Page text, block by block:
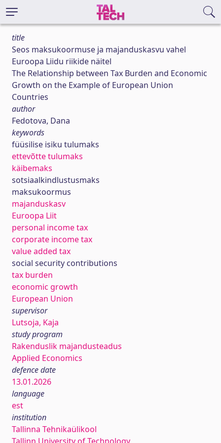
title
Seos maksukoormuse ja majanduskasvu vahel
Euroopa Liidu riikide näitel
The Relationship between Tax Burden and Economic
Growth on the Example of European Union
Countries
author
Fedotova, Dana
keywords
füüsilise isiku tulumaks
ettevõtte tulumaks
käibemaks
sotsiaalkindlustusmaks
maksukoormus
majanduskasv
Euroopa Liit
personal income tax
corporate income tax
value added tax
social security contributions
tax burden
economic growth
European Union
supervisor
Lutsoja, Kaja
study program
Rakenduslik majandusteadus
Applied Economics
defence date
13.01.2026
language
est
institution
Tallinna Tehnikaülikool